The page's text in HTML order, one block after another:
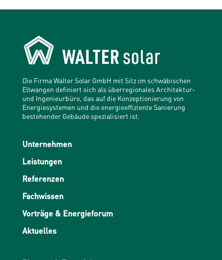
Die Firma Walter Solar GmbH mit Sitz im schwäbischen
Ellwangen definiert sich als überregionales Architektur-
und Ingenieurbüro, das auf die Konzeptionierung von
Energiesystemen und die energieeffiziente Sanierung
bestehender Gebäude spezialisiert ist.
Unternehmen
Leistungen
Referenzen
Fachwissen
Vorträge & Energieforum
Aktuelles